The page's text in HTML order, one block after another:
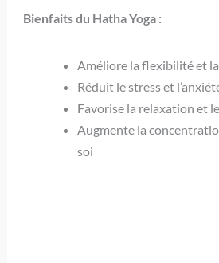
Bienfaits du Hatha Yoga :
Améliore la flexibilité et
Réduit le stress et
Favorise la relaxation et
Augmente la
soi